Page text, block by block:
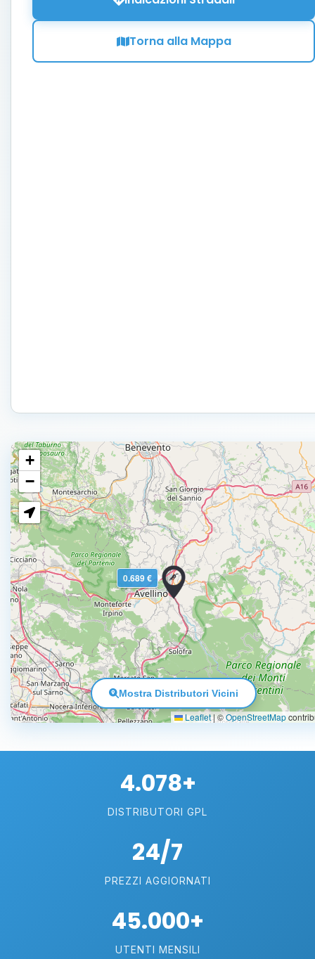
Torna alla Mappa
0.689 €
+
−
Leaflet|©OpenStreetMap
Mostra Distributori Vicini
4.078+
DISTRIBUTORI GPL
24/7
PREZZI AGGIORNATI
45.000+
UTENTI MENSILI